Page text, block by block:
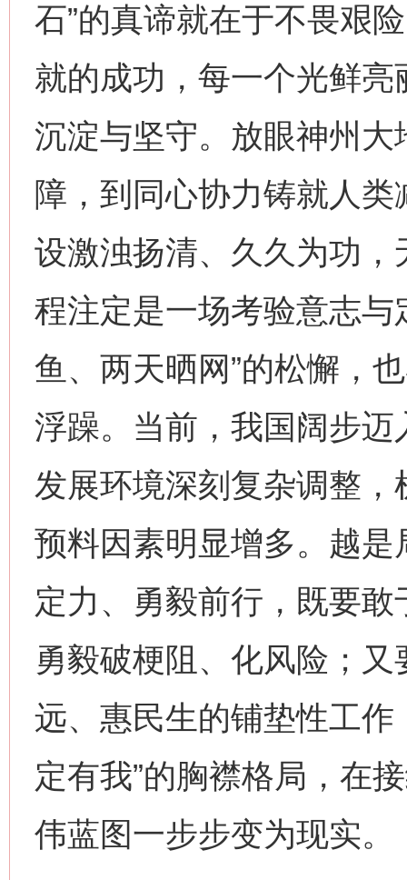
石”的真谛就在于不畏艰
就的成功，每一个光鲜
沉淀与坚守。放眼神州
障，到同心协力铸就人
设激浊扬清、久久为功
程注定是一场考验意志与
鱼、两天晒网”的松懈，
浮躁。当前，我国阔步迈
发展环境深刻复杂调整
预料因素明显增多。越
定力、勇毅前行，既要
勇毅破梗阻、化风险；
远、惠民生的铺垫性工作
定有我”的胸襟格局，在
伟蓝图一步步变为现实。